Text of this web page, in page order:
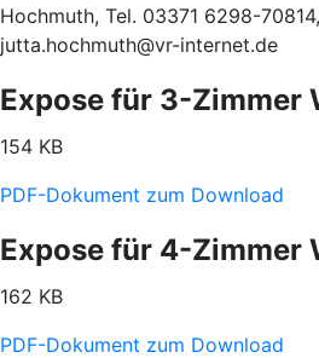
Hochmuth, Tel. 03371 6298-
jutta.hochmuth@vr-internet.de
Expose für 3-Zimmer
154 KB
PDF-Dokument zum Download
Expose für 4-Zimmer
162 KB
PDF-Dokument zum Download